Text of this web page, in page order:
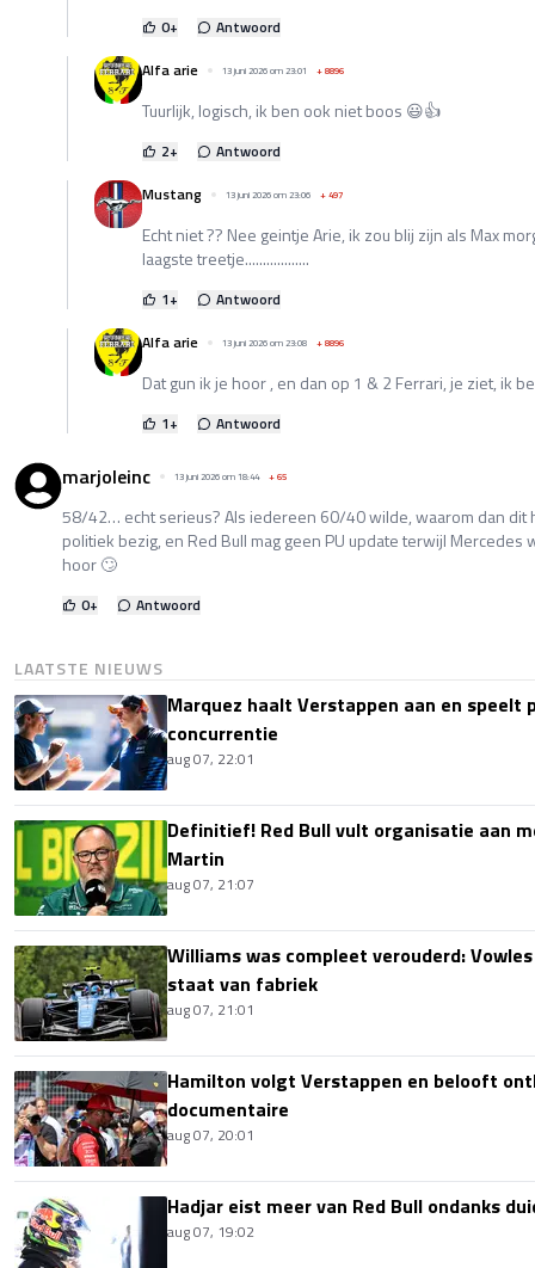
0+
Antwoord
Alfa arie
13 juni 2026 om 23:01 +8896
Tuurlijk, logisch, ik ben ook niet boos 😃👍
2+
Antwoord
Mustang
13 juni 2026 om 23:06 +497
Echt niet ?? Nee geintje Arie, ik zou blij zijn als Max
laagste treetje..................
1+
Antwoord
Alfa arie
13 juni 2026 om 23:08 +8896
Dat gun ik je hoor , en dan op 1 & 2 Ferrari, je ziet, ik
1+ Antwoord
marjoleinc 13 juni 2026 om 18:44 +65
58/42… echt serieus? Als iedereen 60/40 wilde, waarom dan dit
politiek bezig, en Red Bull mag geen PU update terwijl Mercedes
hoor 🙄
0+ Antwoord
LAATSTE NIEUWS
Marquez haalt Verstappen aan en speelt
concurrentie
aug 07, 22:01
Definitief! Red Bull vult organisatie aan
Martin
aug 07, 21:07
Williams was compleet verouderd:
staat van fabriek
aug 07, 21:01
Hamilton volgt Verstappen en belooft
documentaire
aug 07, 20:01
Hadjar eist meer van Red Bull ondanks
aug 07, 19:02